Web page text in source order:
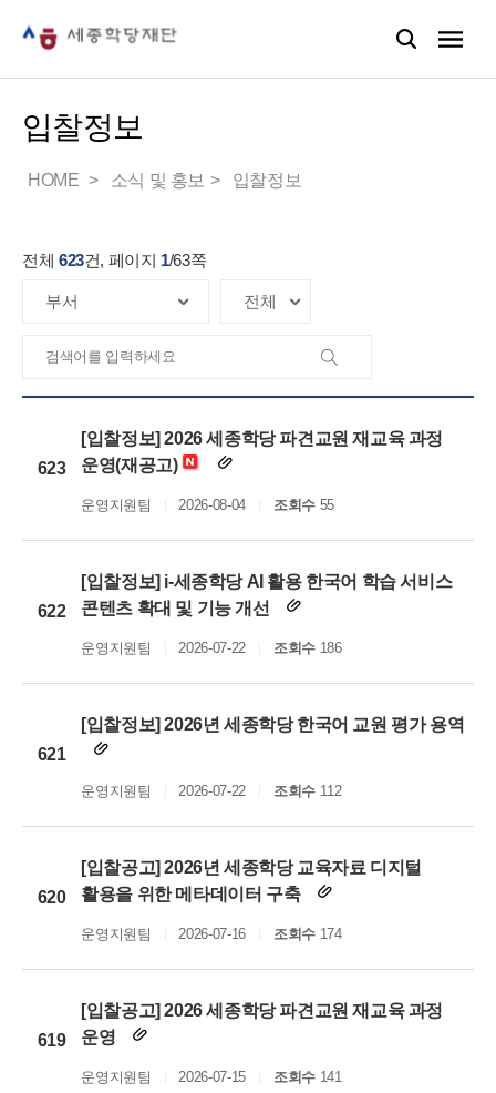
입찰정보
HOME 소식 및 홍보 입찰정보
전체 623건, 페이지 1/63쪽
623
[입찰정보] 2026 세종학당 파견교원 재교육 과정
운영(재공고)
운영지원팀 2026-08-04 조회수55
622
[입찰정보] i-세종학당 AI 활용 한국어 학습 서비스
콘텐츠 확대 및 기능 개선
운영지원팀 2026-07-22 조회수186
621
[입찰정보] 2026년 세종학당 한국어 교원 평가 용역
운영지원팀 2026-07-22 조회수112
620
[입찰공고] 2026년 세종학당 교육자료 디지털
활용을 위한 메타데이터 구축
운영지원팀 2026-07-16 조회수174
619
[입찰공고] 2026 세종학당 파견교원 재교육 과정
운영
운영지원팀 2026-07-15 조회수141